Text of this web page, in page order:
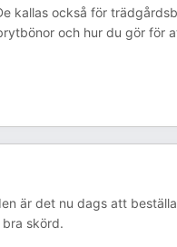
kallas också för
och hur du gör för
är det nu dags att
skörd.